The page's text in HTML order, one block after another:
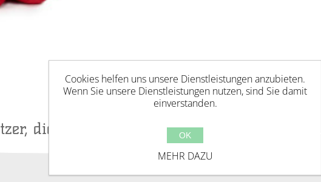
die diesen Artikel gekauft haben, haben
Cookies helfen uns unsere Dienstleistungen anzubieten.
Wenn Sie unsere Dienstleistungen nutzen, sind Sie damit
einverstanden.
OK
MEHR DAZU